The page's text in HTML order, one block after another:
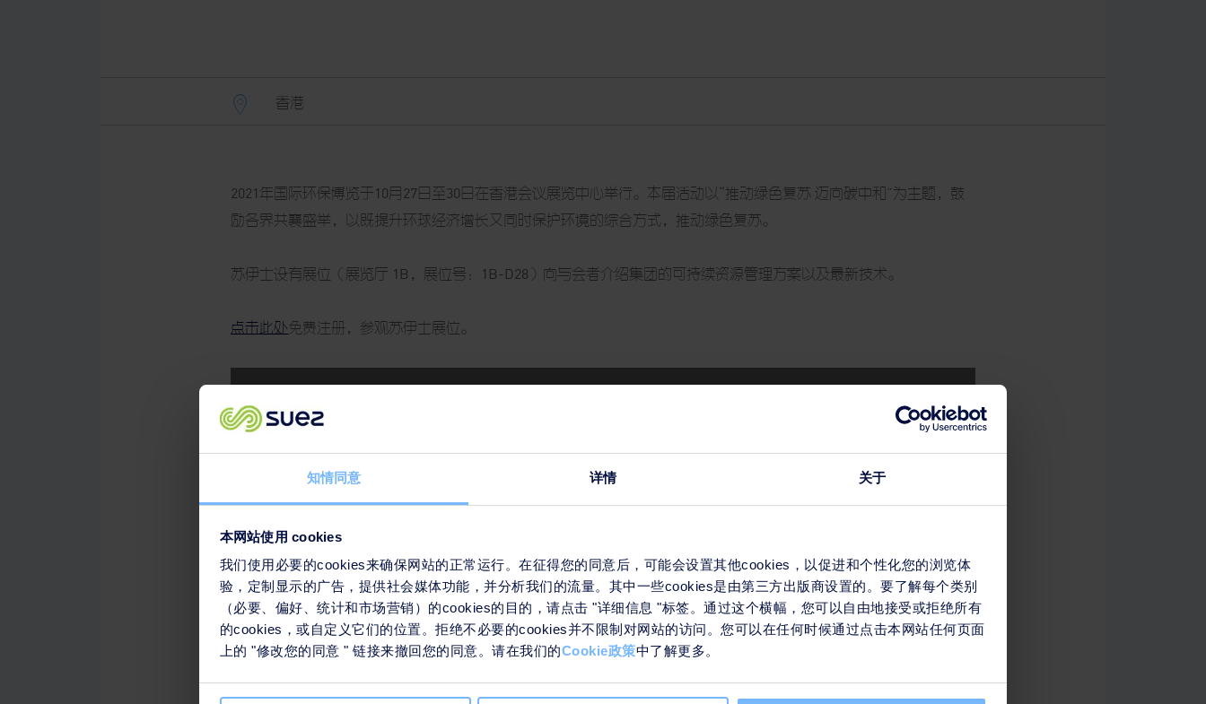
知情同意 详情 关于
本网站使用 cookies
我们使用必要的cookies来确保网站的正常运行。在征得您的同意后，可能会设置其他cookies，以促进和个性化您的浏览体
验，定制显示的广告，提供社会媒体功能，并分析我们的流量。其中一些cookies是由第三方出版商设置的。要了解每个类别
（必要、偏好、统计和市场营销）的cookies的目的，请点击 "详细信息 "标签。通过这个横幅，您可以自由地接受或拒绝所有
的cookies，或自定义它们的位置。拒绝不必要的cookies并不限制对网站的访问。您可以在任何时候通过点击本网站任何页面
上的 "修改您的同意 " 链接来撤回您的同意。请在我们的Cookie政策中了解更多。
香港
2021年国际环保博览于10月27日至30日在香港会议展览中心举行。本届活动以“推动绿色复苏 迈向碳中和”为主题，鼓
励各界共襄盛举，以既提升环球经济增长又同时保护环境的综合方式，推动绿色复苏。
苏伊士设有展位（展览厅 1B，展位号：1B-D28）向与会者介绍集团的可持续资源管理方案以及最新技术。
点击此处免费注册，参观苏伊士展位。